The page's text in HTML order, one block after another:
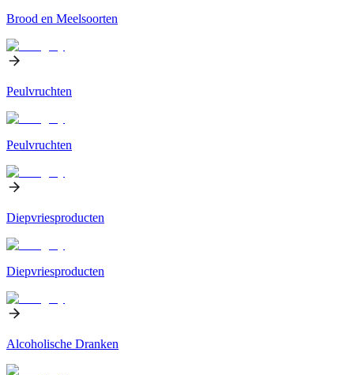
Brood en Meelsoorten
Peulvruchten
Peulvruchten
Diepvriesproducten
Diepvriesproducten
Alcoholische Dranken